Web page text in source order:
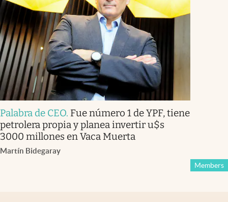
Palabra de CEO. Fue número 1 de YPF, tiene
petrolera propia y planea invertir u$s
3000 millones en Vaca Muerta
Martín Bidegaray
Members